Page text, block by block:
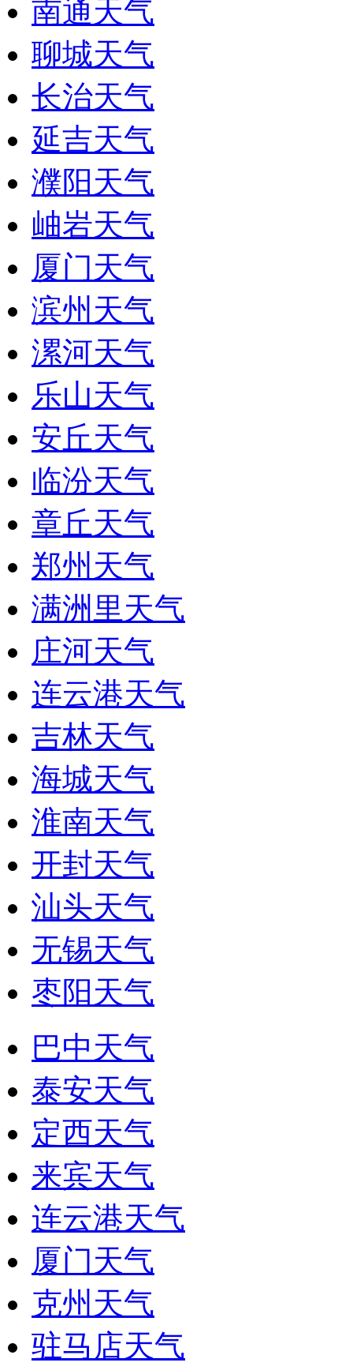
南通天气
聊城天气
长治天气
延吉天气
濮阳天气
岫岩天气
厦门天气
滨州天气
漯河天气
乐山天气
安丘天气
临汾天气
章丘天气
郑州天气
满洲里天气
庄河天气
连云港天气
吉林天气
海城天气
淮南天气
开封天气
汕头天气
无锡天气
枣阳天气
巴中天气
泰安天气
定西天气
来宾天气
连云港天气
厦门天气
克州天气
驻马店天气